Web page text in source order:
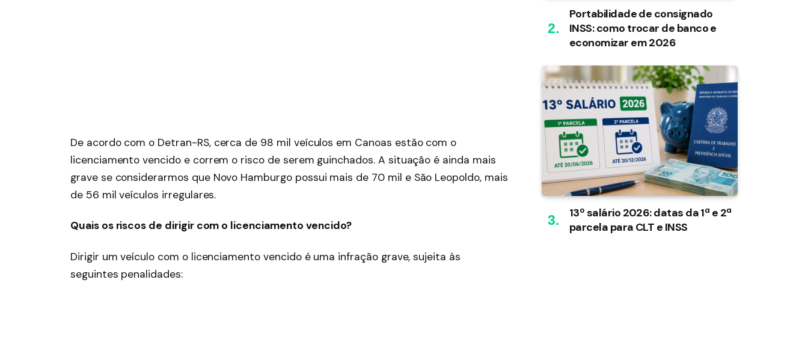
De acordo com o Detran-RS, cerca de 98 mil veículos em Canoas estão com o
licenciamento vencido e correm o risco de serem guinchados. A situação é ainda mais
grave se considerarmos que Novo Hamburgo possui mais de 70 mil e São Leopoldo, mais
de 56 mil veículos irregulares.
Quais os riscos de dirigir com o licenciamento vencido?
Dirigir um veículo com o licenciamento vencido é uma infração grave, sujeita às
seguintes penalidades:
Portabilidade de consignado
INSS: como trocar de banco e
economizar em 2026
13º salário 2026: datas da 1ª e 2ª
parcela para CLT e INSS